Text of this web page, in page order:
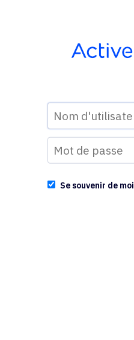
Se souvenir de moi